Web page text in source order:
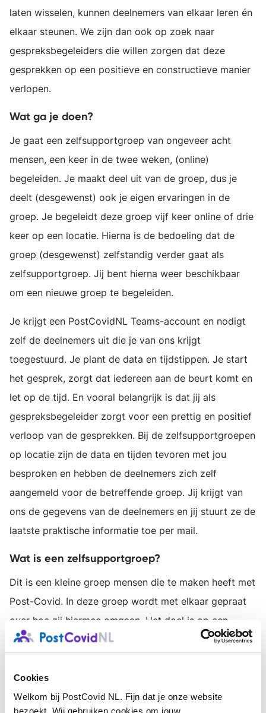
Cookies
Welkom bij PostCovid NL. Fijn dat je onze website
bezoekt. Wij gebruiken cookies om jouw
laten wisselen, kunnen deelnemers van elkaar leren én
elkaar steunen. We zijn dan ook op zoek naar
gespreksbegeleiders die willen zorgen dat deze
gesprekken op een positieve en constructieve manier
verlopen.
Wat ga je doen?
Je gaat een zelfsupportgroep van ongeveer acht
mensen, een keer in de twee weken, (online)
begeleiden. Je maakt deel uit van de groep, dus je
deelt (desgewenst) ook je eigen ervaringen in de
groep. Je begeleidt deze groep vijf keer online of drie
keer op een locatie. Hierna is de bedoeling dat de
groep (desgewenst) zelfstandig verder gaat als
zelfsupportgroep. Jij bent hierna weer beschikbaar
om een nieuwe groep te begeleiden.
Je krijgt een PostCovidNL Teams-account en nodigt
zelf de deelnemers uit die je van ons krijgt
toegestuurd. Je plant de data en tijdstippen. Je start
het gesprek, zorgt dat iedereen aan de beurt komt en
let op de tijd. En vooral belangrijk is dat jij als
gespreksbegeleider zorgt voor een prettig en positief
verloop van de gesprekken. Bij de zelfsupportgroepen
op locatie zijn de data en tijden tevoren met jou
besproken en hebben de deelnemers zich zelf
aangemeld voor de betreffende groep. Jij krijgt van
ons de gegevens van de deelnemers en jij stuurt ze de
laatste praktische informatie toe per mail.
Wat is een zelfsupportgroep?
Dit is een kleine groep mensen die te maken heeft met
Post-Covid. In deze groep wordt met elkaar gepraat
over hoe zij hiermee omgaan. Het doel is op een
positieve manier van elkaar te kunnen leren om er
Je hebt ervaring met Post-Covid (zelf, in jouw